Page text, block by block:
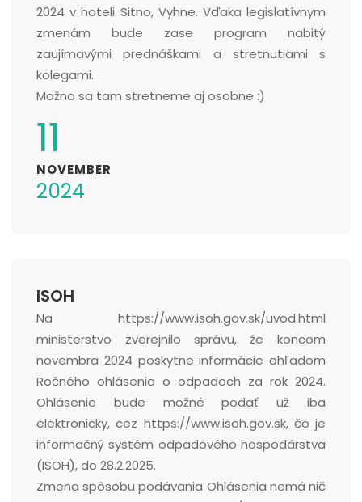
2024 v hoteli Sitno, Vyhne. Vďaka legislatívnym
zmenám bude zase program nabitý
zaujímavými prednáškami a stretnutiami s
kolegami.
Možno sa tam stretneme aj osobne :)
11
NOVEMBER
2024
ISOH
Na https://www.isoh.gov.sk/uvod.html
ministerstvo zverejnilo správu, že koncom
novembra 2024 poskytne informácie ohľadom
Ročného ohlásenia o odpadoch za rok 2024.
Ohlásenie bude možné podať už iba
elektronicky, cez https://www.isoh.gov.sk, čo je
informačný systém odpadového hospodárstva
(ISOH), do 28.2.2025.
Zmena spôsobu podávania Ohlásenia nemá nič